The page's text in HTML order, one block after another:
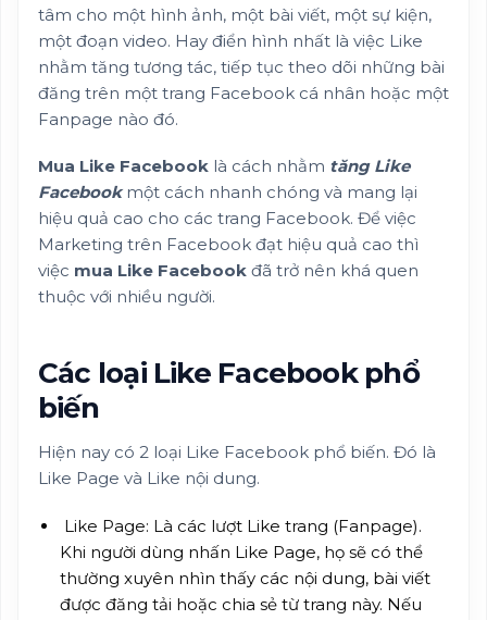
tâm cho một hình ảnh, một bài viết, một sự kiện,
một đoạn video. Hay điển hình nhất là việc Like
nhằm tăng tương tác, tiếp tục theo dõi những bài
đăng trên một trang Facebook cá nhân hoặc một
Fanpage nào đó.
Mua Like Facebook là cách nhằm tăng Like
Facebookmột cách nhanh chóng và mang lại
hiệu quả cao cho các trang Facebook. Để việc
Marketing trên Facebook đạt hiệu quả cao thì
việc mua Like Facebook đã trở nên khá quen
thuộc với nhiều người.
Các loại Like Facebook phổ
biến
Hiện nay có 2 loại Like Facebook phổ biến. Đó là
Like Page và Like nội dung.
Like Page: Là các lượt Like trang (Fanpage).
Khi người dùng nhấn Like Page, họ sẽ có thể
thường xuyên nhìn thấy các nội dung, bài viết
được đăng tải hoặc chia sẻ từ trang này. Nếu